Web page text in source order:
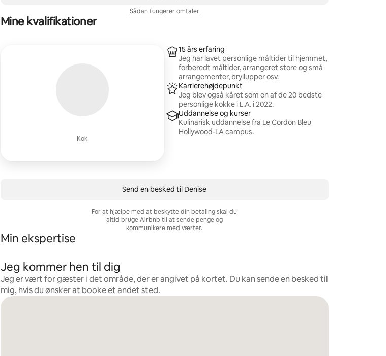
Sådan fungerer omtaler
Mine kvalifikationer
Kok
15 års erfaring
Jeg har lavet personlige måltider til hjemmet,
forberedt måltider, arrangeret store og små
arrangementer, bryllupper osv.
Karrierehøjdepunkt
Jeg blev også kåret som en af de 20 bedste
personlige kokke i L.A. i 2022.
Uddannelse og kurser
Kulinarisk uddannelse fra Le Cordon Bleu
Hollywood-LA campus.
Send en besked til Denise
For at hjælpe med at beskytte din betaling skal du
altid bruge Airbnb til at sende penge og
kommunikere med værter.
Min ekspertise
Jeg kommer hen til dig
Jeg er vært for gæster i det område, der er angivet på kortet. Du kan sende en besked til
mig, hvis du ønsker at booke et andet sted.